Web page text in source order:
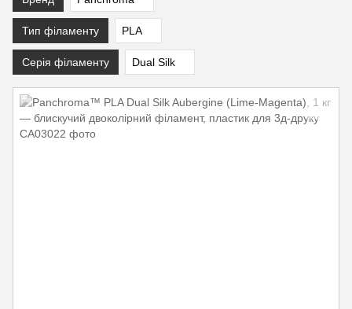
Тип філаменту PLA
Серія філаменту Dual Silk